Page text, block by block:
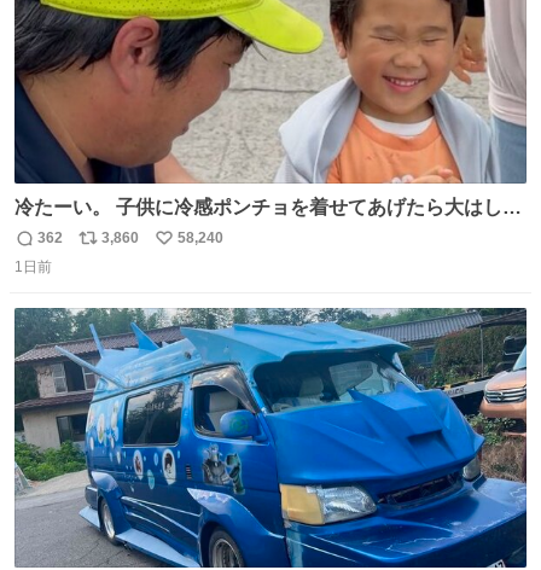
冷たーい。 子供に冷感ポンチョを着せてあげたら大はしゃ
ぎで喜んでくれました。 こんな素敵な代物を提供してくれ
た山口県の恩師に感謝。
返
信
362
リ
ト
数
3,860
い
数
58,240
1日前